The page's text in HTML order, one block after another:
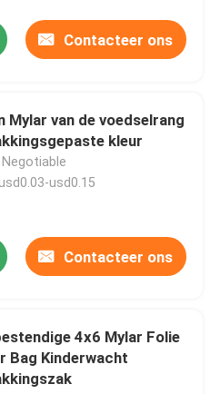
Contacteer ons
kleur
Negotiable
usd0.15
Contacteer ons
4x6 Mylar Folie
Bag Kinderwacht